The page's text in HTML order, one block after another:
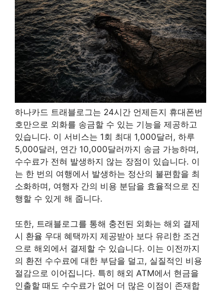
하나카드 트래블로그는 24시간 언제든지 휴대폰번
호만으로 외화를 송금할 수 있는 기능을 제공하고
있습니다. 이 서비스는 1회 최대 1,000달러, 하루
5,000달러, 연간 10,000달러까지 송금 가능하며,
수수료가 전혀 발생하지 않는 장점이 있습니다. 이
는 한 번의 여행에서 발생하는 정산의 불편함을 최
소화하며, 여행자 간의 비용 분담을 효율적으로 진
행할 수 있게 해 줍니다.
또한, 트래블로그를 통해 충전된 외화는 해외 결제
시 환율 우대 혜택까지 제공받아 보다 유리한 조건
으로 해외에서 결제할 수 있습니다. 이는 이전까지
의 환전 수수료에 대한 부담을 덜고, 실질적인 비용
절감으로 이어집니다. 특히 해외 ATM에서 현금을
인출할 때도 수수료가 없어 더 많은 이점이 존재합